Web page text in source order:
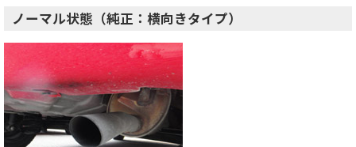
ノーマル状態（純正：横向きタイプ）